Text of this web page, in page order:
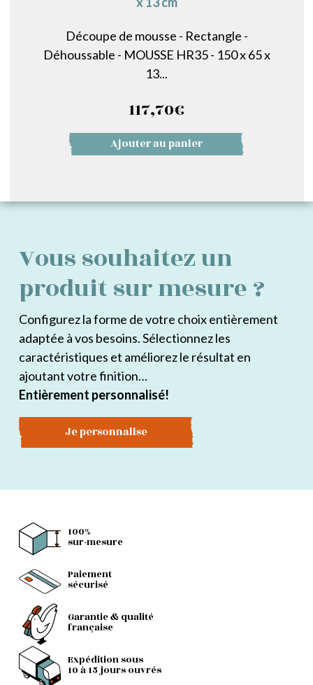
Découpe de mousse - Rectangle -
Déhoussable - MOUSSE HR35 - 150 x 65 x
13...
117,70€
Ajouter au panier
Vous souhaitez un
produit sur mesure ?
Configurez la forme de votre choix entièrement
adaptée à vos besoins. Sélectionnez les
caractéristiques et améliorez le résultat en
ajoutant votre finition…
Entièrement personnalisé!
Je personnalise
100%
sur-mesure
Paiement
sécurisé
Garantie & qualité
française
Expédition sous
10 à 15 jours ouvrés